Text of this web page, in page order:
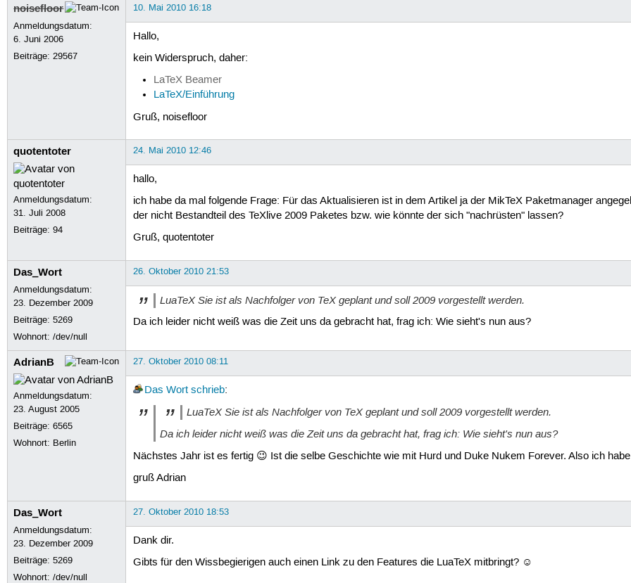
noisefloor
Anmeldungsdatum:
6. Juni 2006
Beiträge:29567
10. Mai 2010 16:18
Hallo,
kein Widerspruch, daher:
LaTeX Beamer
LaTeX/Einführung
Gruß, noisefloor
quotentoter
Anmeldungsdatum:
31. Juli 2008
Beiträge:94
24. Mai 2010 12:46
hallo,
ich habe da mal folgende Frage: Für das Aktualisieren ist in dem Artikel ja der MikTeX Paketmanager
der nicht Bestandteil des TeXlive 2009 Paketes bzw. wie könnte der sich "nachrüsten" lassen?
Gruß, quotentoter
Das_Wort
Anmeldungsdatum:
23. Dezember 2009
Beiträge:5269
Wohnort: /dev/null
26. Oktober 2010 21:53
LuaTeX Sie ist als Nachfolger von TeX geplant und soll 2009 vorgestellt werden.
Da ich leider nicht weiß was die Zeit uns da gebracht hat, frag ich: Wie sieht's nun aus?
AdrianB
Anmeldungsdatum:
23. August 2005
Beiträge:6565
Wohnort: Berlin
27. Oktober 2010 08:11
Das Wort schrieb:
LuaTeX Sie ist als Nachfolger von TeX geplant und soll 2009 vorgestellt werden.
Da ich leider nicht weiß was die Zeit uns da gebracht hat, frag ich: Wie sieht's nun aus?
Nächstes Jahr ist es fertig 😉 Ist die selbe Geschichte wie mit Hurd und Duke Nukem Forever. Also ich
gruß Adrian
Das_Wort
Anmeldungsdatum:
23. Dezember 2009
Beiträge:5269
Wohnort: /dev/null
27. Oktober 2010 18:53
Dank dir.
Gibts für den Wissbegierigen auch einen Link zu den Features die LuaTeX mitbringt? ☺